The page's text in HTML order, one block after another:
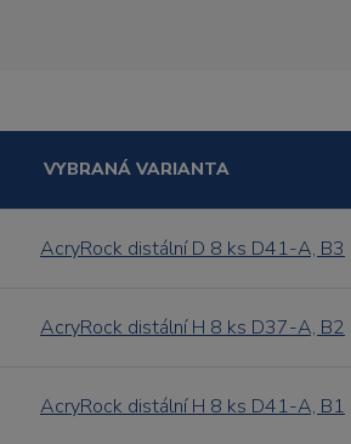
VYBRANÁ VARIANTA
AcryRock distální D 8 ks D41-A, B3
AcryRock distální H 8 ks D37-A, B2
AcryRock distální H 8 ks D41-A, B1